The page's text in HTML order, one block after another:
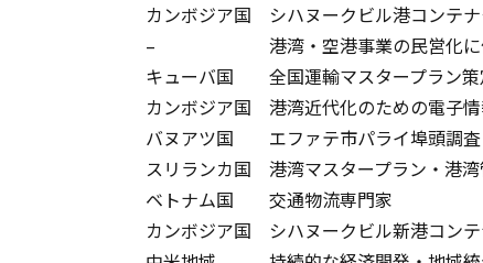
カンボジア国
シハヌークビル港コンテ
–
港湾・空港事業の民営化
キューバ国
全国運輸マスタープラン
カンボジア国
港湾近代化のための電子
バヌアツ国
エファテ市パライ埠頭調
スリランカ国
港湾マスタープラン・港
ベトナム国
交通物流専門家
カンボジア国
シハヌークビル新港コン